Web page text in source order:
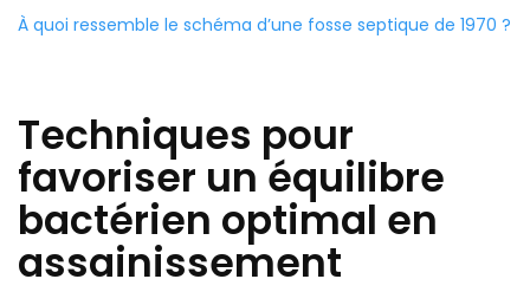
À quoi ressemble le schéma d’une fosse septique de 1970 ?
Techniques pour
favoriser un équilibre
bactérien optimal en
assainissement